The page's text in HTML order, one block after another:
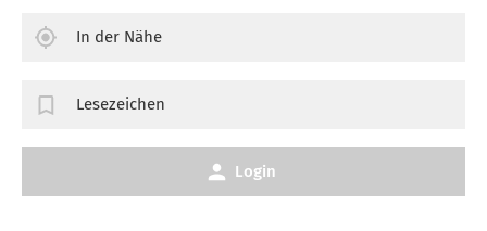
In der Nähe
Lesezeichen
Login